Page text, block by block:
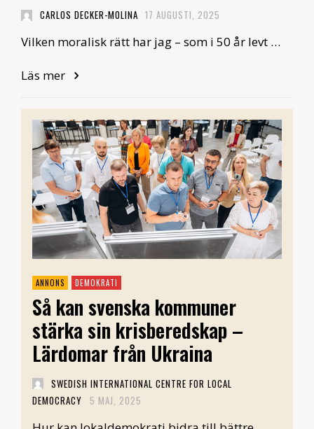
CARLOS DECKER-MOLINA 17 AUGUSTI, 2025
Vilken moralisk rätt har jag – som i 50 år levt …
Läs mer
DEMOKRATI
Så kan svenska kommuner
stärka sin krisberedskap –
Lärdomar från Ukraina
SWEDISH INTERNATIONAL CENTRE FOR LOCAL
DEMOCRACY
5 MAJ, 2025